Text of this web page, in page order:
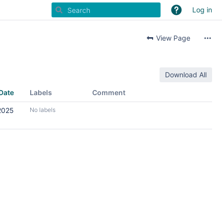
Log in
View Page
Download All
Labels Comment
No labels